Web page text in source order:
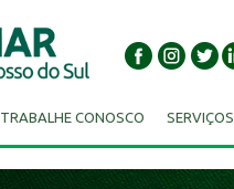
TRABALHE CONOSCO SERVIÇOS